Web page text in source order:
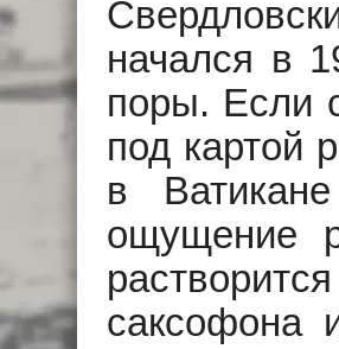
начался в
поры. Если
под картой
в
ощущение
саксофона